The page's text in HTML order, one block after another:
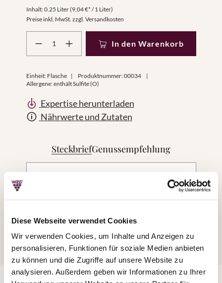
Diese Webseite verwendet Cookies
Wir verwenden Cookies, um Inhalte und Anzeigen zu
personalisieren, Funktionen für soziale Medien anbieten
zu können und die Zugriffe auf unsere Website zu
analysieren. Außerdem geben wir Informationen zu Ihrer
Inhalt:0.25 Liter(9,04 €* / 1 Liter)
Preise inkl. MwSt. zzgl. Versandkosten
In den Warenkorb
Einheit: Flasche Produktnummer:00034
Allergene: enthält Sulfite (O)
Expertise herunterladen
Nährwerte und Zutaten
SteckbriefGenussempfehlung
Unkomplizierte Weine für jede Gelegenheit.
Moderner Weingenuss jetzt auch in der
Kleinflasche!